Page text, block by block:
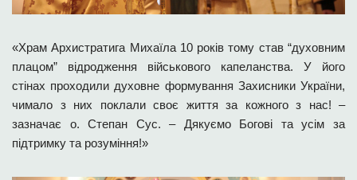
«Храм Архистратига Михаїла 10 років тому став “духовним
плацом” відродження військового капеланства. У його
стінах проходили духовне формування Захисники України,
чимало з них поклали своє життя за кожного з нас! –
зазначає о. Степан Сус. – Дякуємо Богові та усім за
підтримку та розуміння!»